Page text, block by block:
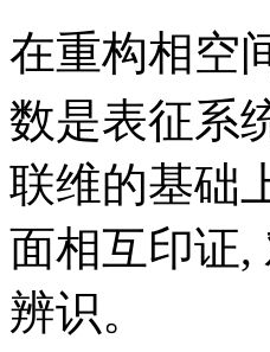
在重构相空
数是表征系
联维的基础
面相互印证,
辨识。